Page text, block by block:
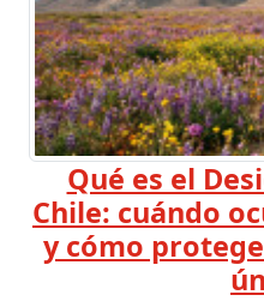
Qué es el
Chile: cuándo
y cómo